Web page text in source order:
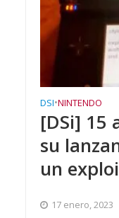
DSI•NINTENDO
[DSi] 15
su
un
17 enero, 2023